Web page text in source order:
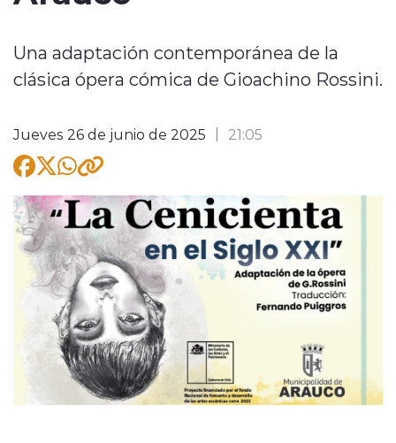
Entrevistas
modo claro
Una adaptación contemporánea de la
clásica ópera cómica de Gioachino Rossini.
Jueves 26 de junio de 2025 21:05